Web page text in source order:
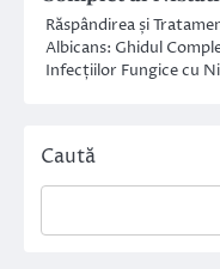
Răspândirea și
Albicans: Ghidul
Infecțiilor Fungice cu
Caută